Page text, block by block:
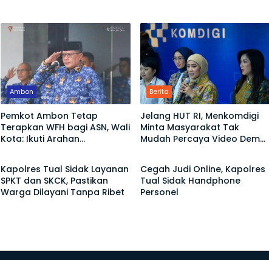
Ambon
Pemkot Ambon Tetap
Terapkan WFH bagi ASN, Wali
Kota: Ikuti Arahan
Berita
Jelang HUT RI, Menkomdigi
Minta Masyarakat Tak
Mudah Percaya Video Demo
Berita
Kapolres Tual Sidak Layanan
SPKT dan SKCK, Pastikan
Warga Dilayani Tanpa Ribet
Berita
Cegah Judi Online, Kapolres
Tual Sidak Handphone
Personel